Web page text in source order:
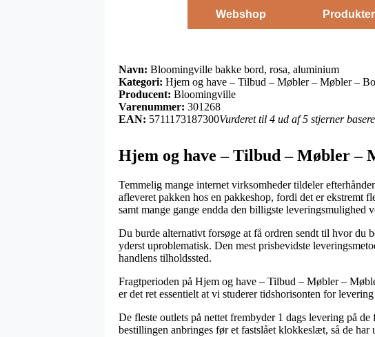
Webshop
Produkter
Navn: Bloomingville bakke bord, rosa, aluminium
Kategori: Hjem og have – Tilbud – Møbler – Møbler –
Producent: Bloomingville
Varenummer: 301268
EAN: 5711173187300Vurderet til 4 ud af 5 stjerner
Hjem og have – Tilbud – Møbler –
Temmelig mange internet virksomheder tildeler
afleveret pakken hos en pakkeshop, fordi det er ekstremt
samt mange gange endda den billigste
Du burde alternativt forsøge at få ordren sendt til hvor du
yderst uproblematisk. Den mest prisbevidste
handlens tilholdssted.
Fragtperioden på Hjem og have – Tilbud – Møbler –
er det ret essentielt at vi studerer tidshorisonten for
De fleste outlets på nettet frembyder 1 dags levering på
bestillingen anbringes før et fastslået klokkeslæt, så de